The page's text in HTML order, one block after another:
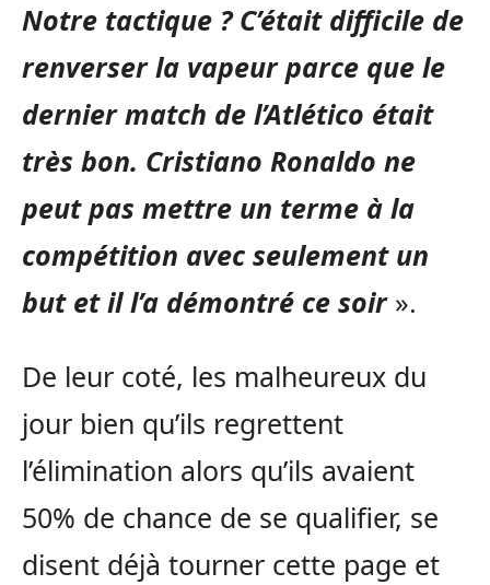
Notre tactique ? C’était difficile de
renverser la vapeur parce que le
dernier match de l’Atlético était
très bon. Cristiano Ronaldo ne
peut pas mettre un terme à la
compétition avec seulement un
but et il l’a démontré ce soir».
De leur coté, les malheureux du
jour bien qu’ils regrettent
l’élimination alors qu’ils avaient
50% de chance de se qualifier, se
disent déjà tourner cette page et